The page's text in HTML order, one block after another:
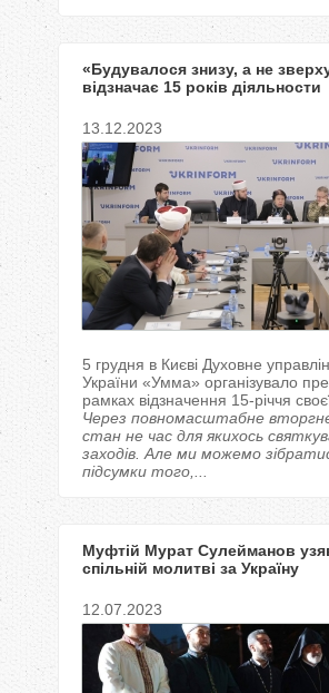
«Будувалося знизу, а не
відзначає 15 років діяльности
13.12.2023
5 грудня в Києві Духовне
України «Умма» організувало
рамках відзначення 15-річчя
Через повномасштабне
стан не час для якихось
заходів. Але ми можемо
підсумки того,...
Муфтій Мурат Сулейманов
спільній молитві за Україну
12.07.2023